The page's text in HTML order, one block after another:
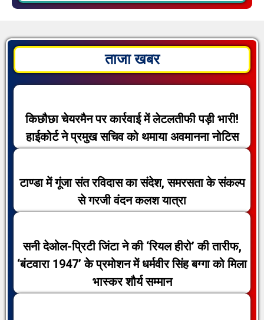
ताजा खबर
किछौछा चेयरमैन पर कार्रवाई में लेटलतीफी पड़ी भारी!
हाईकोर्ट ने प्रमुख सचिव को थमाया अवमानना नोटिस
टाण्डा में गूंजा संत रविदास का संदेश, समरसता के संकल्प
से गरजी वंदन कलश यात्रा
सनी देओल-प्रिटी जिंटा ने की ‘रियल हीरो’ की तारीफ,
‘बंटवारा 1947’ के प्रमोशन में धर्मवीर सिंह बग्गा को मिला
भास्कर शौर्य सम्मान